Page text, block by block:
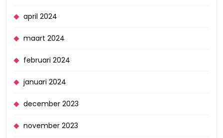
april 2024
maart 2024
februari 2024
januari 2024
december 2023
november 2023